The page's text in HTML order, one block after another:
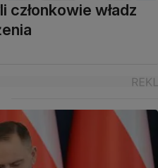
członkowie władz